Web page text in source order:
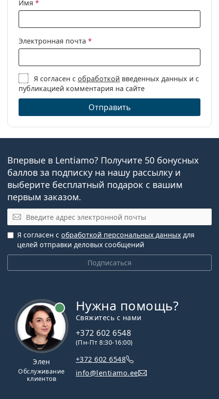
Имя *
Электронная почта *
Я согласен собработкой введенных данных и с
публикацией комментария на сайте
Отправить
Впервые в Lentiamo? Получите 50 бонусных
баллов за подписку на нашу рассылку и
выберите бесплатный подарок с вашим
первым заказом.
Электронная почта
Подписаться
Я согласен с обработкой персональных данных для
целей отправки деловых сообщений
Элен
Обслуживание
клиентов
Нужна помощь?
Свяжитесь с нами
+372 602 6548
(Пн-Пт 8:30-16:00)
+372 602 6548
info@lentiamo.ee